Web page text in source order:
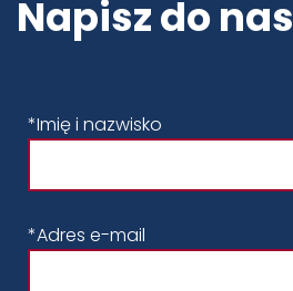
Napisz do nas
*Imię i nazwisko
*Adres e-mail